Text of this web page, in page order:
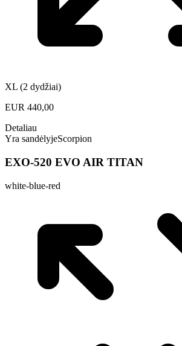
XL (2 dydžiai)
EUR 440,00
Detaliau
Yra sandėlyjeScorpion
EXO-520 EVO AIR TITAN
white-blue-red